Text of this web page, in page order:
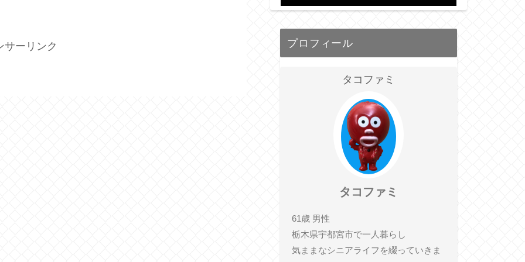
サーリンク プロフィール
タコファミ
タコファミ
61歳 男性
栃木県宇都宮市で一人暮らし
気ままなシニアライフを綴っていきま